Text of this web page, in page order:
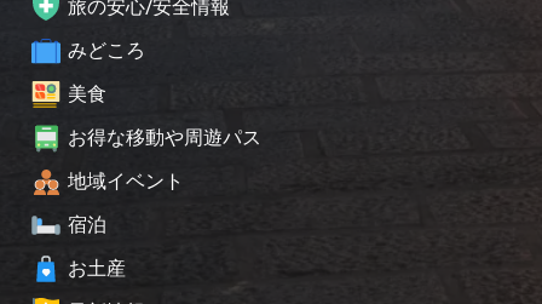
旅の安心/安全情報
みどころ
美食
お得な移動や周遊パス
地域イベント
宿泊
お土産